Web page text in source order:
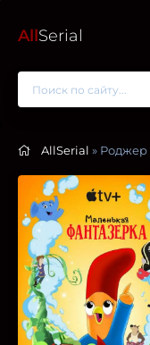
AllSerial
AllSerial » Роджер